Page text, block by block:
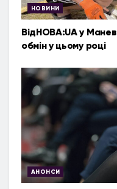
НОВИНИ
ВідНОВА:UA у
обмін у цьому році
АНОНСИ